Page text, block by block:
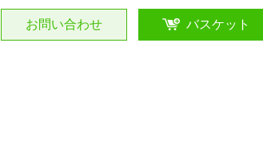
お問い合わせ バスケット